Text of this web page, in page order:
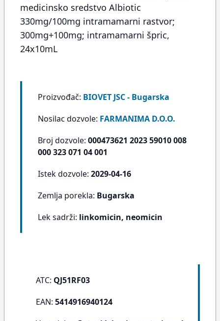
medicinsko sredstvo Albiotic
330mg/100mg intramamarni rastvor;
300mg+100mg; intramamarni špric,
24x10mL
Proizvođač: BIOVET JSC - Bugarska
Nosilac dozvole: FARMANIMA D.O.O.
Broj dozvole: 000473621 2023 59010 008
000 323 071 04 001
Istek dozvole: 2029-04-16
Zemlja porekla: Bugarska
Lek sadrži: linkomicin, neomicin
ATC: QJ51RF03
EAN: 5414916940124